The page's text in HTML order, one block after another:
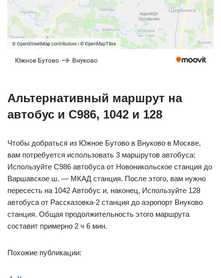
Альтернативный маршрут на
автобус и С986, 1042 и 128
Чтобы добраться из Южное Бутово в Внуково в Москве,
вам потребуется использовать 3 маршрутов автобуса:
Используйте С986 автобуса от Новоникольское станция до
Варшавское ш. — МКАД станция. После этого, вам нужно
пересесть на 1042 Автобус и, наконец, Используйте 128
автобуса от Рассказовка-2 станция до аэропорт Внуково
станция. Общая продолжительность этого маршрута
составит примерно 2 ч 6 мин.
Похожие публикации: